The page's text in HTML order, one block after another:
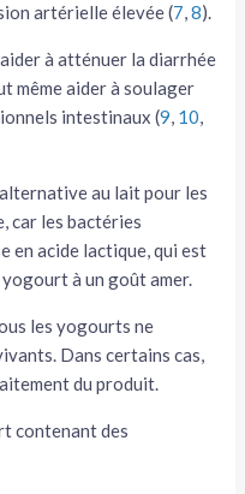
artérielle élevée (7,8).
à atténuer la diarrhée
même aider à soulager
intestinaux (9, 10,
au lait pour les
car les bactéries
en acide lactique, qui est
à un goût amer.
les yogourts ne
Dans certains cas,
du produit.
contenant des